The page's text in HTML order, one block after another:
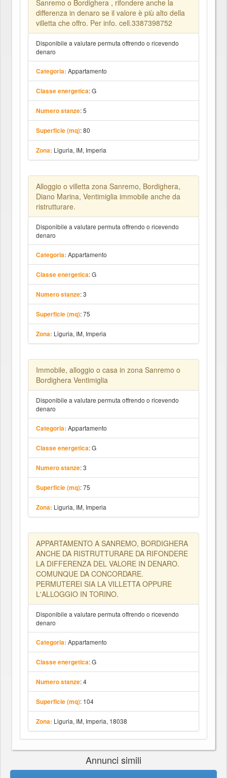
Sanremo o Bordighera , rifondere anche la
differenza in denaro se il valore è più alto della
villetta che offro. Per info. cell.3387398752
Disponibile a valutare permuta offrendo o ricevendo
denaro
Categoria: Appartamento
Classe energetica: G
Numero stanze: 5
Superficie (mq): 80
Zona: Liguria, IM, Imperia
Alloggio o villetta zona Sanremo, Bordighera,
Diano Marina, Ventimiglia immobile anche da
ristrutturare.
Disponibile a valutare permuta offrendo o ricevendo
denaro
Categoria: Appartamento
Classe energetica: G
Numero stanze: 3
Superficie (mq): 75
Zona: Liguria, IM, Imperia
Immobile, alloggio o casa in zona Sanremo o
Bordighera Ventimiglia
Disponibile a valutare permuta offrendo o ricevendo
denaro
Categoria: Appartamento
Classe energetica: G
Numero stanze: 3
Superficie (mq): 75
Zona: Liguria, IM, Imperia
APPARTAMENTO A SANREMO, BORDIGHERA
ANCHE DA RISTRUTTURARE DA RIFONDERE
LA DIFFERENZA DEL VALORE IN DENARO.
COMUNQUE DA CONCORDARE.
PERMUTEREI SIA LA VILLETTA OPPURE
L'ALLOGGIO IN TORINO.
Disponibile a valutare permuta offrendo o ricevendo
denaro
Categoria: Appartamento
Classe energetica: G
Numero stanze: 4
Superficie (mq): 104
Zona: Liguria, IM, Imperia, 18038
Annunci simili